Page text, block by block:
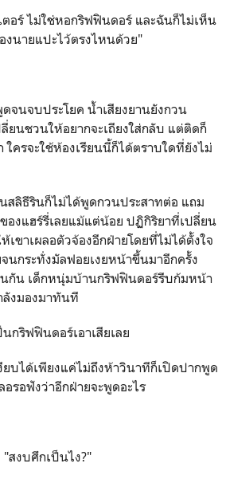
อร์ ไม่ใช่หอกริฟฟินดอร์ และฉันก็ไม่เห็น
งนายแปะไว้ตรงไหนด้วย"
จนจบประโยค น้ำเสียงยานยังกวน
ยนชวนให้อยากจะเถียงใส่กลับ แต่ติดก็
ครจะใช้ห้องเรียนนี้ก็ได้ตราบใดที่ยังไม่
ลิธีรินก็ไม่ได้พูดกวนประสาทต่อ แถม
งแฮร์รี่เลยแม้แต่น้อย ปฏิกิริยาที่เปลี่ยน
เขาเผลอตัวจ้องอีกฝ่ายโดยที่ไม่ได้ตั้งใจ
นกระทั่งมัลฟอยเงยหน้าขึ้นมาอีกครั้ง
กัน เด็กหนุ่มบ้านกริฟฟินดอร์รีบก้มหน้า
งมองมาทันที
กริฟฟินดอร์เอาเสียเลย
บได้เพียงแค่ไม่ถึงห้าวินาทีก็เปิดปากพูด
อรอฟังว่าอีกฝ่ายจะพูดอะไร
"สงบศึกเป็นไง?"